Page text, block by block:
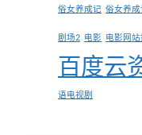
俗女养成记 俗女养成
剧场2 电影 电影网站
百度云
语电视剧